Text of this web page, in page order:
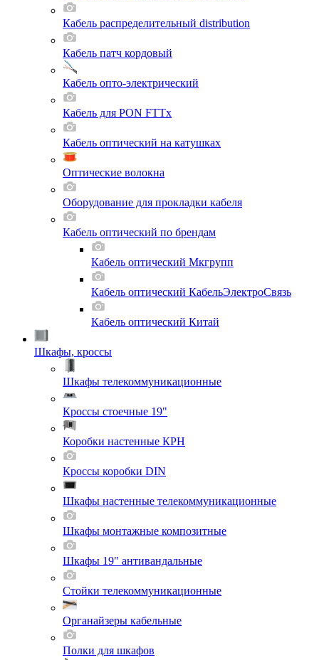
Кабель распределительный distribution
Кабель патч кордовый
Кабель опто-электрический
Кабель для PON FTTx
Кабель оптический на катушках
Оптические волокна
Оборудование для прокладки кабеля
Кабель оптический по брендам
Кабель оптический Мкгрупп
Кабель оптический КабельЭлектроСвязь
Кабель оптический Китай
Шкафы, кроссы
Шкафы телекоммуникационные
Кроссы стоечные 19"
Коробки настенные КРН
Кроссы коробки DIN
Шкафы настенные телекоммуникационные
Шкафы монтажные композитные
Шкафы 19" антивандальные
Стойки телекоммуникационные
Органайзеры кабельные
Полки для шкафов